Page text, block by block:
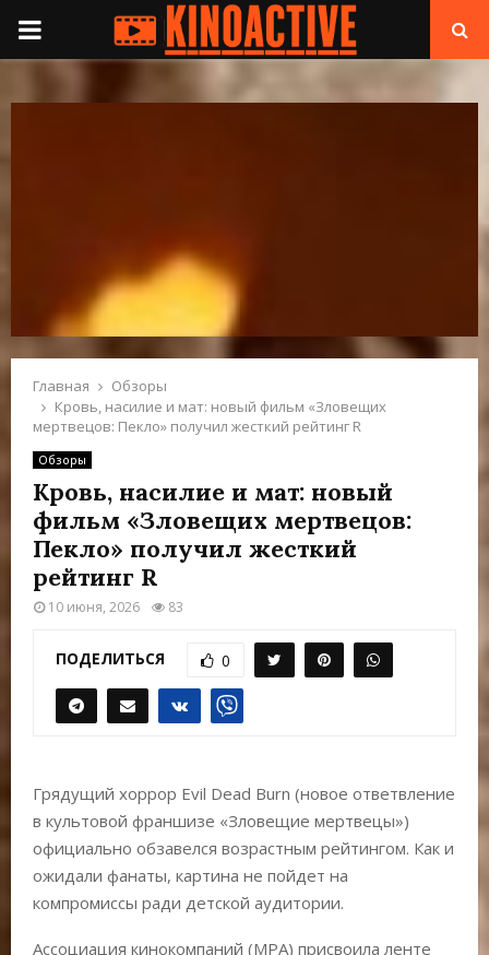
П
Н
О
М
Главная
Обзоры
Кровь, насилие и мат: новый фильм «Зловещих
мертвецов: Пекло» получил жесткий рейтинг R
Обзоры
Кровь, насилие и мат: новый
фильм «Зловещих мертвецов:
Пекло» получил жесткий
рейтинг R
10 июня, 2026 83
ПОДЕЛИТЬСЯ 0
Грядущий хоррор Evil Dead Burn (новое ответвление
в культовой франшизе «Зловещие мертвецы»)
официально обзавелся возрастным рейтингом. Как и
ожидали фанаты, картина не пойдет на
компромиссы ради детской аудитории.
Ассоциация кинокомпаний (MPA) присвоила ленте